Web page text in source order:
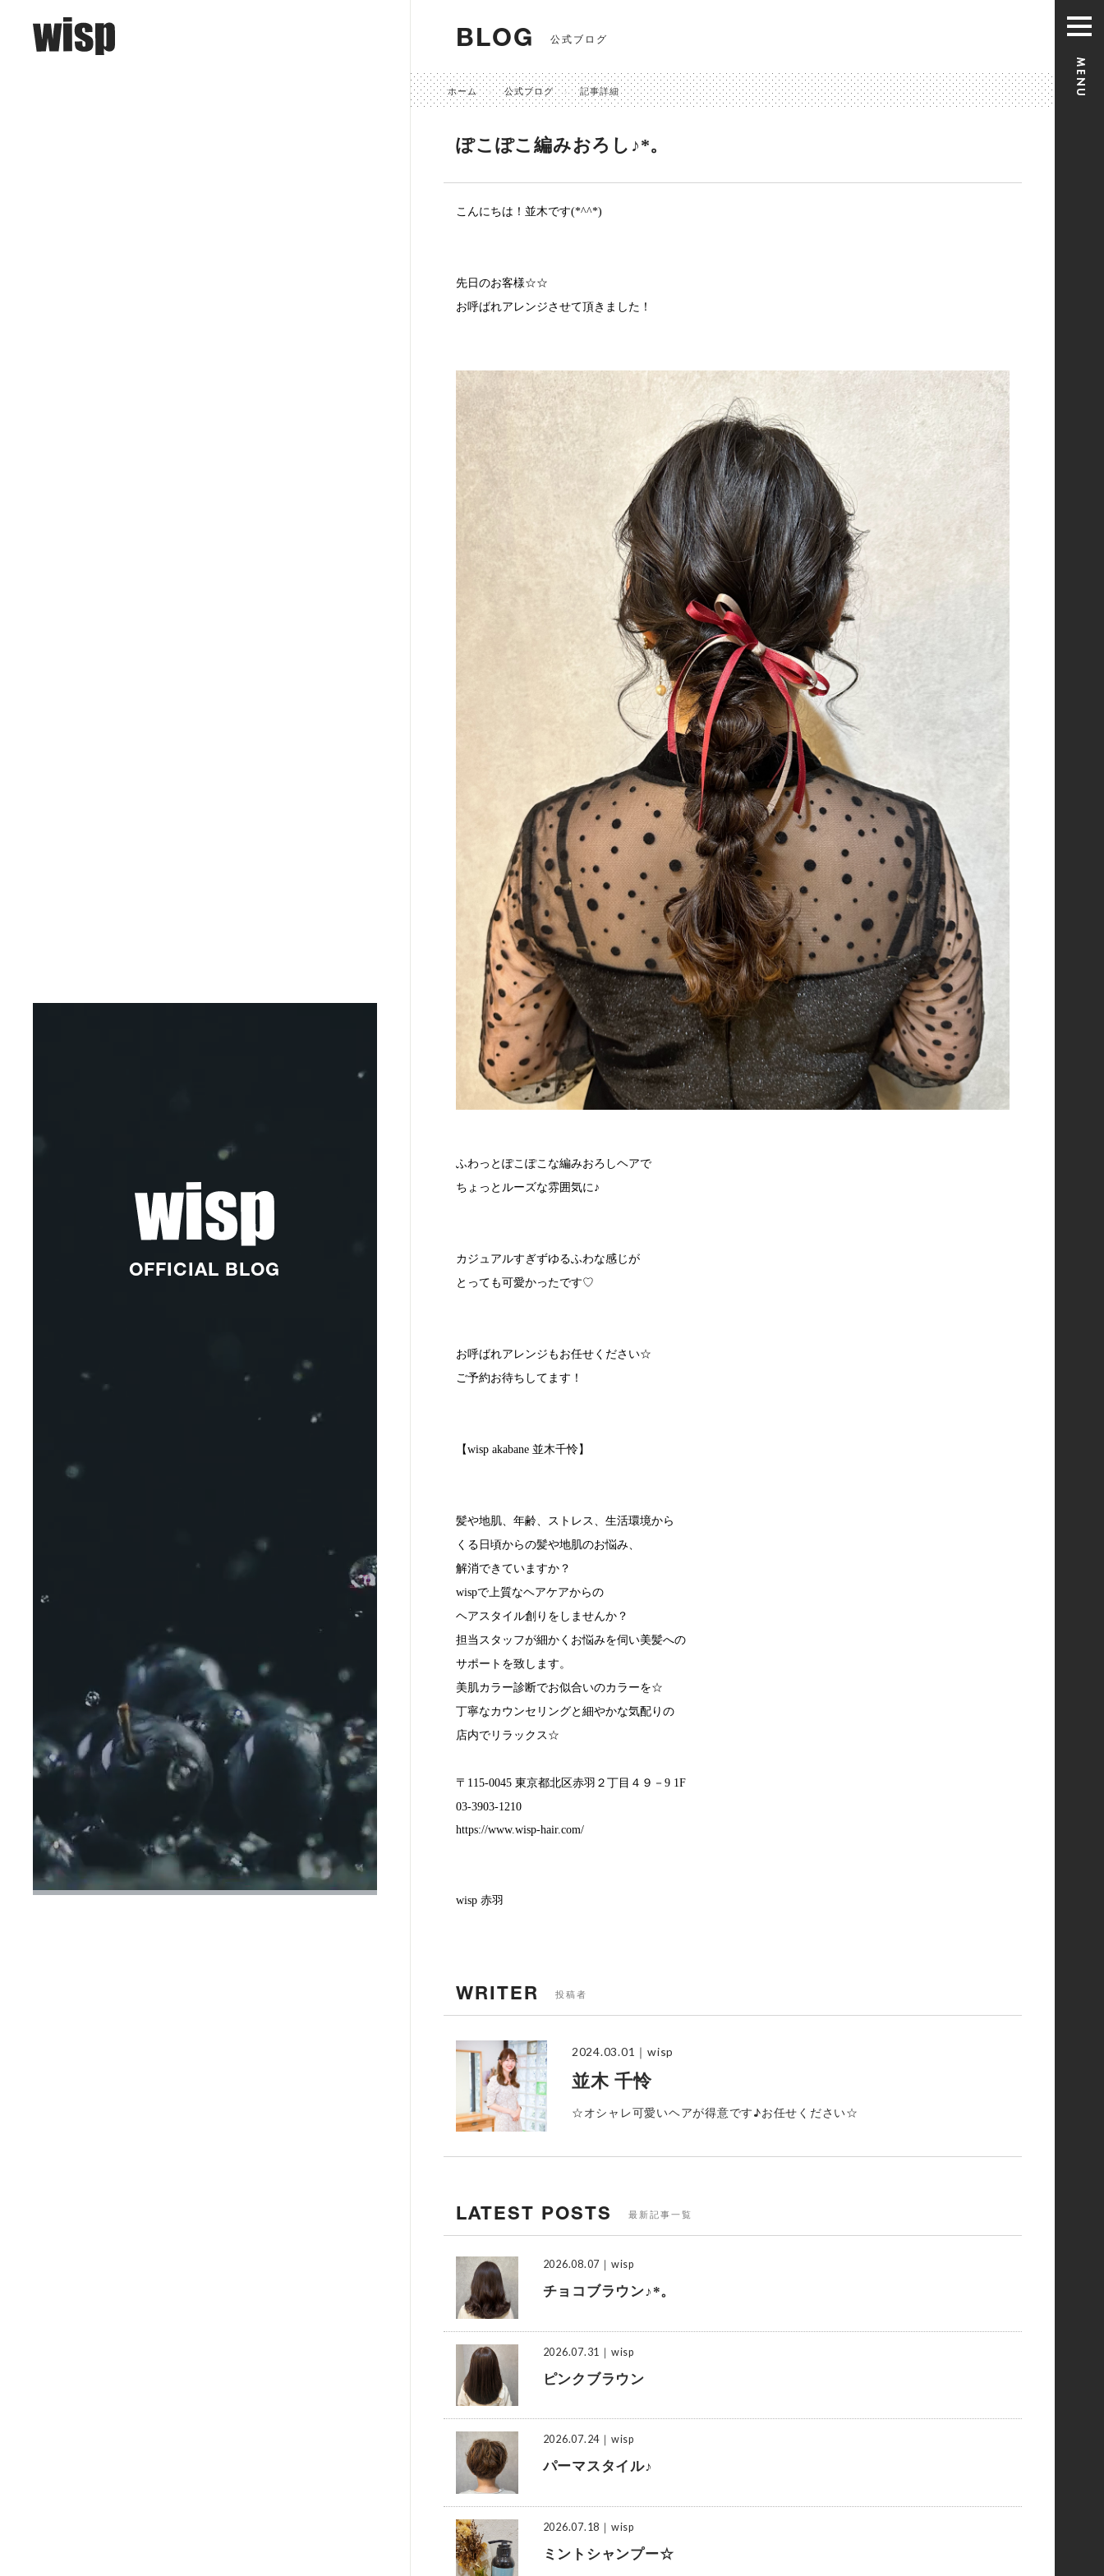
OFFICIAL BLOG
BLOG 公式ブログ
ホーム 公式ブログ 記事詳細
ぽこぽこ編みおろし♪*。
こんにちは！並木です(*^^*)
先日のお客様☆☆
お呼ばれアレンジさせて頂きました！
ふわっとぽこぽこな編みおろしヘアで
ちょっとルーズな雰囲気に♪
カジュアルすぎずゆるふわな感じが
とっても可愛かったです♡
お呼ばれアレンジもお任せください☆
ご予約お待ちしてます！
【wisp akabane 並木千怜】
髪や地肌、年齢、ストレス、生活環境から
くる日頃からの髪や地肌のお悩み、
解消できていますか？
wispで上質なヘアケアからの
ヘアスタイル創りをしませんか？
担当スタッフが細かくお悩みを伺い美髪への
サポートを致します。
美肌カラー診断でお似合いのカラーを☆
丁寧なカウンセリングと細やかな気配りの
店内でリラックス☆
〒115-0045 東京都北区赤羽２丁目４９－9 1F
03-3903-1210
https://www.wisp-hair.com/
wisp 赤羽
WRITER 投稿者
2024.03.01 ｜wisp
並木 千怜
☆オシャレ可愛いヘアが得意です♪お任せください☆
LATEST POSTS 最新記事一覧
2026.08.07 ｜wisp
チョコブラウン♪*。
2026.07.31 ｜wisp
ピンクブラウン
2026.07.24 ｜wisp
パーマスタイル♪
2026.07.18 ｜wisp
ミントシャンプー☆